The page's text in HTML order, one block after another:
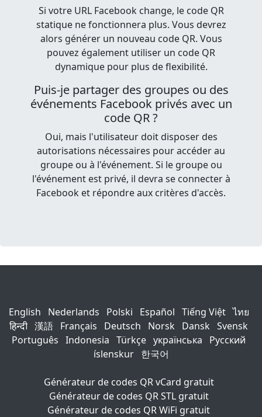
Si votre URL Facebook change, le code QR
statique ne fonctionnera plus. Vous devrez
alors générer un nouveau code QR. Vous
pouvez également utiliser un code QR
dynamique pour plus de flexibilité.
Puis-je partager des groupes ou des
événements Facebook privés avec un
code QR ?
Oui, mais l'utilisateur doit disposer des
autorisations nécessaires pour accéder au
groupe ou à l'événement. Si le groupe ou
l'événement est privé, il devra se connecter à
Facebook et répondre aux critères d'accès.
English Nederlands Polski Español Tiếng Việt ไทย
हिन्दी 漢語 Français Deutsch Norsk Dansk Svensk
Português Indonesia Türkçe українська
Русский
íslenskur
한국어
Générateur de codes QR vCard gratuit
Générateur de codes QR STL gratuit
Générateur de codes QR WiFi gratuit